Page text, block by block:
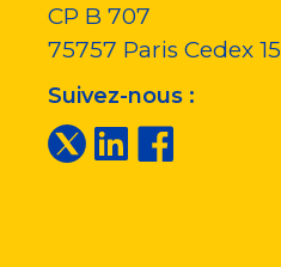
CP B 707
75757 Paris Cedex 15
Suivez-nous :